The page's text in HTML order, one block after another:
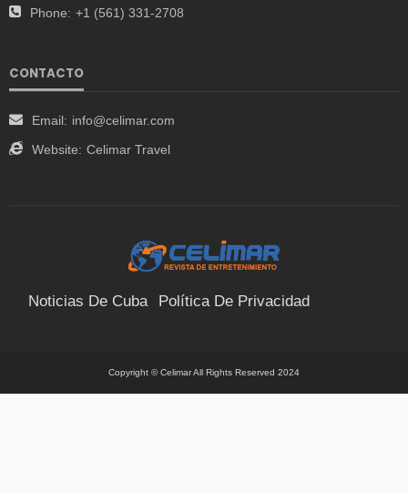
Phone: +1 (561) 331-2708
CONTACTO
Email: info@celimar.com
Website: Celimar Travel
Noticias De Cuba Política De Privacidad
Copyright © Celimar All Rights Reserved 2024